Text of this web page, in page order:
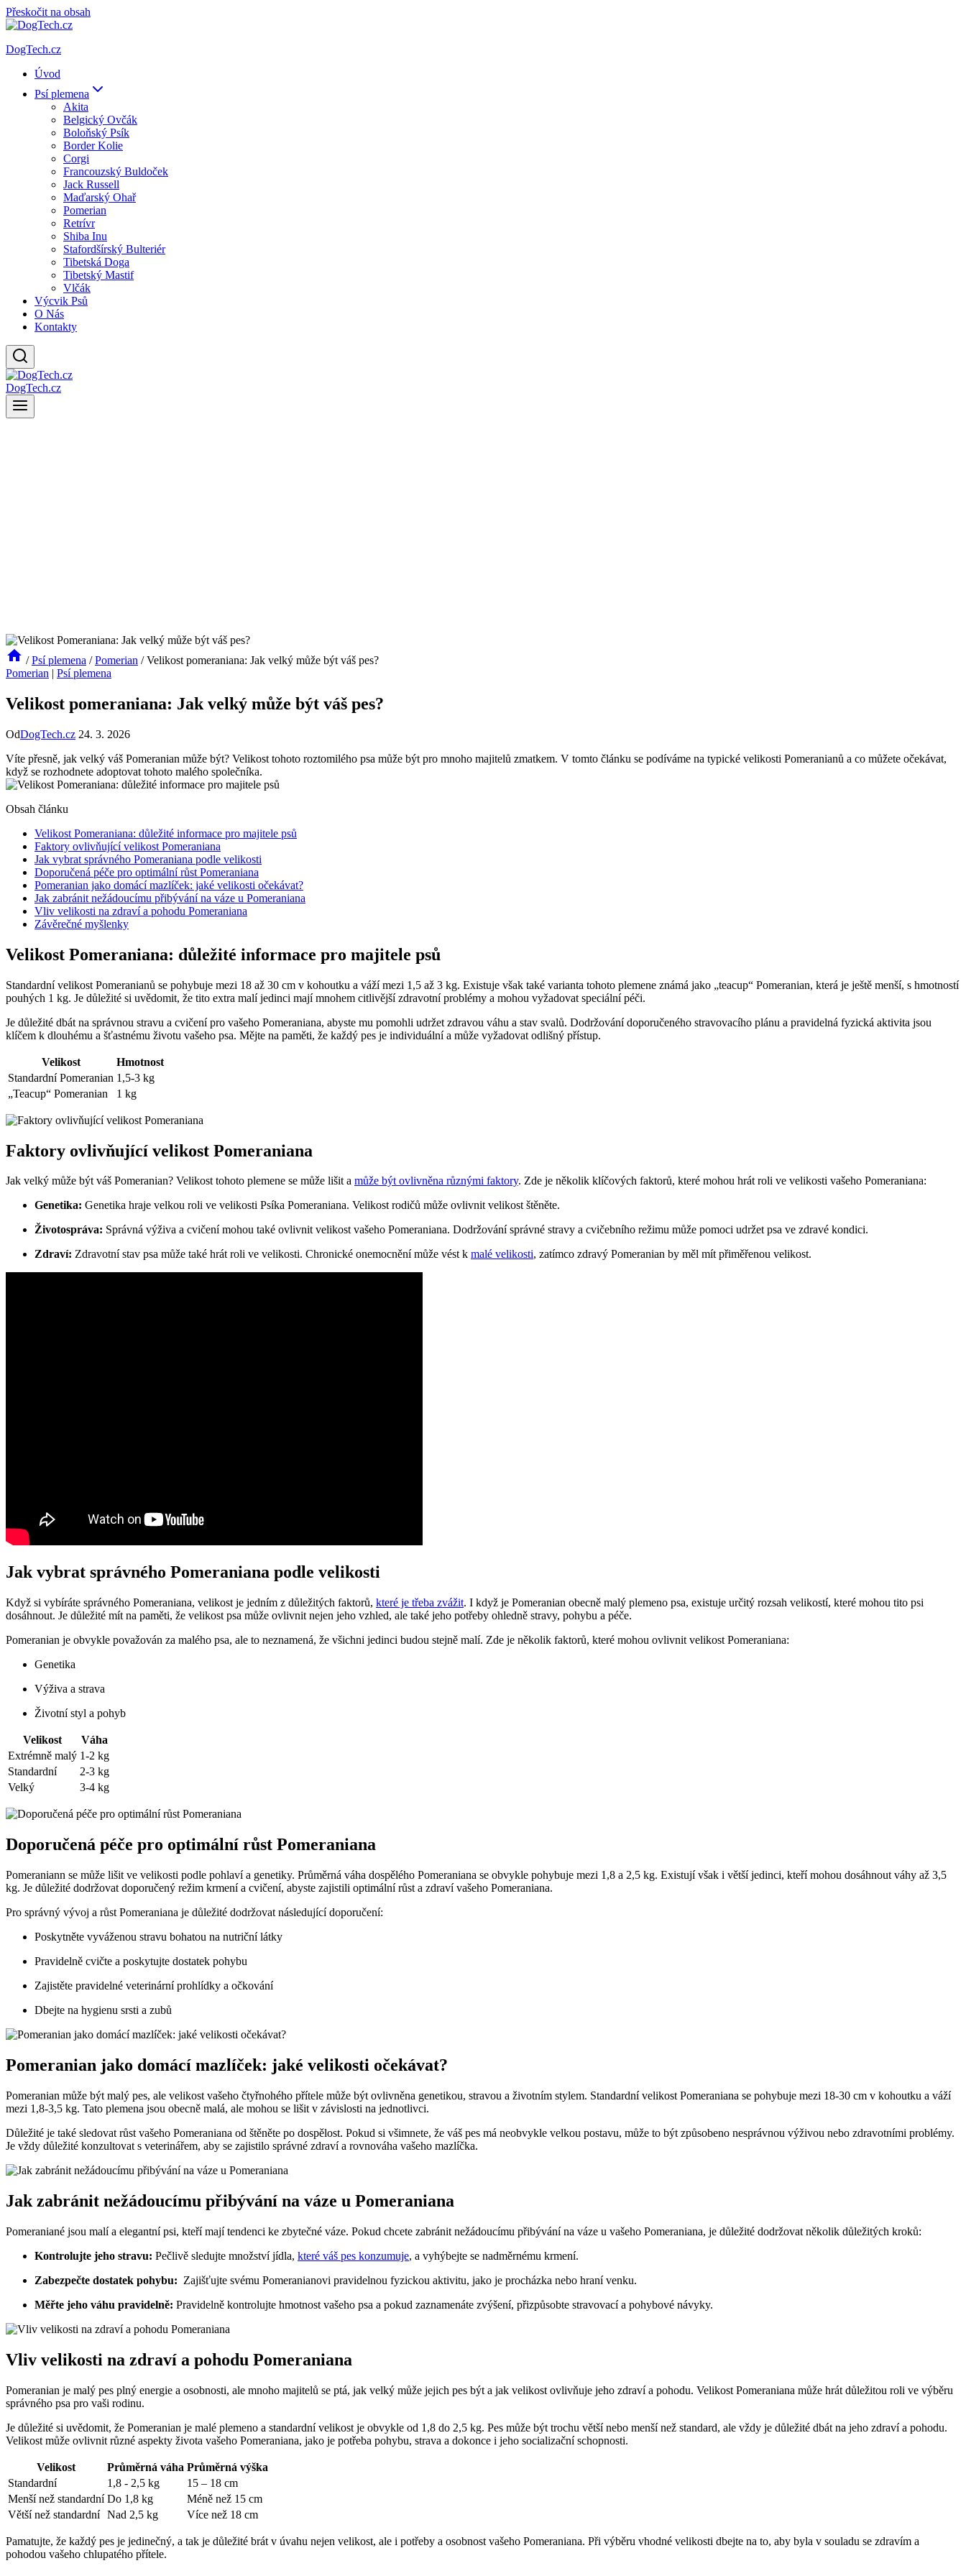
Přeskočit na obsah
DogTech.cz
Úvod
Psí plemena
Akita
Belgický Ovčák
Boloňský Psík
Border Kolie
Corgi
Francouzský Buldoček
Jack Russell
Maďarský Ohař
Pomerian
Retrívr
Shiba Inu
Stafordšírský Bulteriér
Tibetská Doga
Tibetský Mastif
Vlčák
Výcvik Psů
O Nás
Kontakty
DogTech.cz
/ Psí plemena / Pomerian / Velikost pomeraniana: Jak velký může být váš pes?
Pomerian | Psí plemena
Velikost pomeraniana: Jak velký může být váš pes?
OdDogTech.cz 24. 3. 2026
Víte ‍přesně, jak velký váš Pomeranian může‌ být? Velikost tohoto ​roztomilého psa může být pro mnoho ⁢majitelů zmatkem. V tomto článku se ‍podíváme na ‌typické velikosti Pomeranianů a⁤ co můžete očekávat,
když se ⁢rozhodnete adoptovat tohoto malého společníka.
Obsah článku
Velikost Pomeraniana: důležité informace pro​ majitele psů
Faktory ovlivňující velikost Pomeraniana
Jak vybrat správného Pomeraniana podle velikosti
Doporučená péče pro optimální růst Pomeraniana
Pomeranian jako‌ domácí mazlíček: jaké velikosti očekávat?
Jak zabránit⁤ nežádoucímu přibývání na váze u Pomeraniana
Vliv velikosti na zdraví a‌ pohodu Pomeraniana
Závěrečné myšlenky
Velikost Pomeraniana: důležité informace pro​ majitele psů
Standardní velikost Pomeranianů se pohybuje mezi 18 až 30 cm v kohoutku a váží mezi⁢ 1,5 až 3 kg. Existuje však také varianta ​tohoto plemene známá jako „teacup“ Pomeranian, ‌která je ještě menší, s⁤ hmotností
pouhých 1 kg. Je důležité si uvědomit,​ že tito extra malí jedinci mají mnohem citlivější zdravotní problémy a mohou vyžadovat speciální péči.
Je důležité‌ dbát na správnou stravu a cvičení pro vašeho Pomeraniana, abyste mu pomohli udržet zdravou váhu a stav svalů. Dodržování doporučeného stravovacího plánu a⁢ pravidelná fyzická ⁣aktivita jsou
klíčem k dlouhému a šťastnému životu vašeho psa. Mějte na paměti,​ že každý pes je individuální a může vyžadovat odlišný‍ přístup.
Velikost
Hmotnost
Standardní Pomeranian 1,5-3 kg
„Teacup“ Pomeranian
1‌ kg
Faktory ovlivňující velikost Pomeraniana
Jak velký může být ‌váš Pomeranian? Velikost tohoto plemene se může lišit a může být ovlivněna různými faktory. Zde je několik klíčových faktorů, které mohou hrát roli ve velikosti vašeho Pomeraniana:
Genetika: Genetika hraje velkou roli ve velikosti Psíka⁤ Pomeraniana. Velikost rodičů může ovlivnit velikost štěněte.
Životospráva: Správná výživa a⁤ cvičení mohou také ovlivnit velikost ‌vašeho ⁣Pomeraniana. Dodržování správné stravy a ‌cvičebního‍ režimu⁤ může pomoci udržet psa ve zdravé kondici.
Zdraví: ‍Zdravotní stav psa ⁢může také hrát roli ve velikosti. Chronické onemocnění může vést‌ k malé velikosti, zatímco zdravý Pomeranian by měl mít přiměřenou velikost.
Jak vybrat správného Pomeraniana podle velikosti
Když si​ vybíráte správného Pomeraniana, velikost je jedním ‌z důležitých faktorů, které je třeba zvážit.‌ I když je Pomeranian obecně malý plemeno​ psa, ⁤existuje určitý rozsah velikostí, které mohou ⁣tito psi
dosáhnout. Je důležité mít na paměti, že velikost ​psa může⁣ ovlivnit nejen ⁢jeho vzhled, ale ‌také jeho potřeby ohledně stravy, pohybu a péče.
Pomeranian je obvykle⁣ považován za malého psa, ale to neznamená, že všichni jedinci ​budou stejně ⁤malí. Zde je několik⁣ faktorů, které mohou ‍ovlivnit velikost Pomeraniana:
Genetika
Výživa ‌a strava
Životní styl a pohyb
Velikost
Váha
Extrémně malý 1-2 kg
Standardní
2-3 kg
Velký
3-4 kg
Doporučená péče pro optimální růst Pomeraniana
Pomeraniann se může lišit ‌ve velikosti podle pohlaví a genetiky. Průměrná váha⁤ dospělého Pomeraniana ⁣se obvykle pohybuje⁣ mezi 1,8 a 2,5 kg. Existují však i větší⁤ jedinci, kteří⁣ mohou dosáhnout‌ váhy⁢ až 3,5
kg. Je důležité dodržovat doporučený režim krmení a cvičení, abyste zajistili optimální růst a zdraví vašeho Pomeraniana.
Pro správný vývoj a růst Pomeraniana je ⁤důležité dodržovat následující doporučení:
Poskytněte vyváženou⁤ stravu bohatou na nutriční látky
Pravidelně cvičte a poskytujte dostatek ⁣pohybu
Zajistěte pravidelné veterinární prohlídky a očkování
Dbejte na hygienu srsti a ‍zubů
Pomeranian jako‌ domácí mazlíček: jaké velikosti očekávat?
Pomeranian může být malý pes, ale velikost vašeho čtyřnohého přítele může být ovlivněna genetikou, ‌stravou a životním stylem. Standardní velikost Pomeraniana‍ se pohybuje mezi 18-30 cm v kohoutku a váží
mezi 1,8-3,5 kg. Tato plemena jsou ​obecně malá,‍ ale mohou se lišit v závislosti na jednotlivci.
Důležité je také sledovat⁣ růst vašeho Pomeraniana od štěněte po‌ dospělost. Pokud si všimnete, že váš pes má neobvykle velkou postavu, může to být způsobeno nesprávnou⁢ výživou nebo zdravotními problémy.
Je vždy důležité ‌konzultovat s veterinářem, aby se zajistilo‌ správné zdraví ⁣a rovnováha vašeho mazlíčka.
Jak zabránit⁤ nežádoucímu přibývání na váze u Pomeraniana
Pomeraniané jsou malí a elegantní psi, kteří mají tendenci‌ ke ⁤zbytečné váze. Pokud chcete zabránit nežádoucímu přibývání⁢ na váze u vašeho‍ Pomeraniana, je důležité​ dodržovat několik důležitých⁤ kroků:
Kontrolujte jeho stravu: Pečlivě sledujte množství jídla, které váš pes konzumuje, a ⁤vyhýbejte se nadměrnému krmení.
Zabezpečte dostatek pohybu: ‍ Zajišťujte svému Pomeranianovi pravidelnou fyzickou‍ aktivitu, jako je ⁣procházka nebo hraní venku.
Měřte jeho váhu pravidelně: Pravidelně kontrolujte hmotnost vašeho psa a pokud ⁢zaznamenáte zvýšení, přizpůsobte stravovací a pohybové ‍návyky.
Vliv velikosti na zdraví a‌ pohodu Pomeraniana
Pomeranian je malý pes ‌plný ​energie a osobnosti, ale mnoho majitelů se ptá, jak velký může jejich pes⁤ být a jak velikost ovlivňuje jeho zdraví a pohodu. Velikost Pomeraniana může hrát důležitou roli ve výběru
správného psa pro vaši rodinu.
Je důležité si ⁣uvědomit, že Pomeranian je malé plemeno a standardní velikost⁢ je⁤ obvykle od 1,8 do 2,5 kg. Pes ‌může být trochu​ větší nebo menší než standard, ale vždy je‍ důležité ‌dbát na jeho ​zdraví ‌a pohodu.
‌Velikost může ovlivnit různé aspekty života‍ vašeho Pomeraniana, jako je‍ potřeba pohybu, strava⁣ a dokonce i ⁢jeho socializační⁤ schopnosti.
Velikost Průměrná váha Průměrná výška
Standardní
1,8 ‍- 2,5 kg
15 – 18 cm
Menší než standardní Do 1,8 kg
Méně než‍ 15 cm
Větší než standardní Nad 2,5 kg Více než 18 ⁢cm
Pamatujte, že každý pes je jedinečný, a tak je​ důležité brát v úvahu nejen velikost, ale i‌ potřeby a osobnost vašeho Pomeraniana. Při výběru vhodné velikosti ⁣dbejte na to, aby byla v souladu se zdravím a
pohodou vašeho chlupatého přítele.